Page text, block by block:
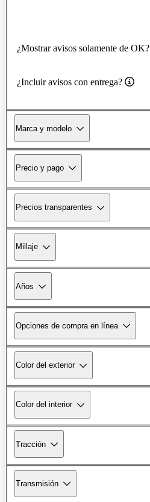
¿Mostrar avisos solamente de OK?
¿Incluir avisos con entrega?
Marca y modelo
Precio y pago
Precios transparentes
Millaje
Años
Opciones de compra en línea
Color del exterior
Color del interior
Tracción
Transmisión